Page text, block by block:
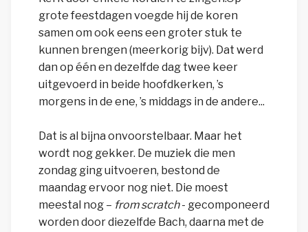
grote feestdagen voegde hij de koren
samen om ook eens een groter stuk te
kunnen brengen (meerkorig bijv). Dat werd
dan op één en dezelfde dag twee keer
uitgevoerd in beide hoofdkerken, ’s
morgens in de ene, ’s middags in de andere...
Dat is al bijna onvoorstelbaar. Maar het
wordt nog gekker. De muziek die men
zondag ging uitvoeren, bestond de
maandag ervoor nog niet. Die moest
meestal nog – from scratch- gecomponeerd
worden door diezelfde Bach, daarna met de